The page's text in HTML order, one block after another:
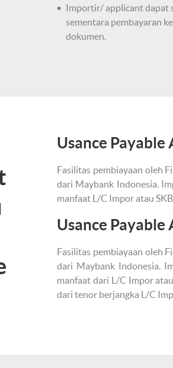
Importir/ applicant dapat
sementara pembayaran
dokumen.
Usance Payable
Fasilitas pembiayaan oleh
dari Maybank Indonesia.
manfaat L/C Impor atau
Usance Payable
Fasilitas pembiayaan oleh
dari Maybank Indonesia.
manfaat dari L/C Impor
dari tenor berjangka L/C